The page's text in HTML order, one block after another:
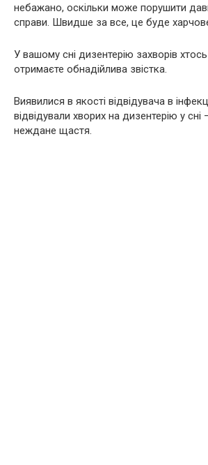
небажано, оскільки може порушити
справи. Швидше за все, це буде
У вашому сні дизентерію захворів
отримаєте обнадійлива звістка.
Виявилися в якості відвідувача в
відвідували хворих на дизентерію у
неждане щастя.